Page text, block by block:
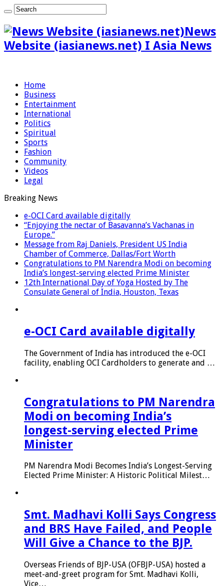
News
Website (iasianews.net) I Asia News
Home
Business
Entertainment
International
Politics
Spiritual
Sports
Fashion
Community
Videos
Legal
Breaking News
e-OCI Card available digitally
“Enjoying the nectar of Basavanna’s Vachanas in
Europe.”
Message from Raj Daniels, President US India
Chamber of Commerce, Dallas/Fort Worth
Congratulations to PM Narendra Modi on becoming
India’s longest-serving elected Prime Minister
12th International Day of Yoga Hosted by The
Consulate General of India, Houston, Texas
e-OCI Card available digitally
The Government of India has introduced the e-OCI
facility, enabling OCI Cardholders to generate and …
Congratulations to PM Narendra
Modi on becoming India’s
longest-serving elected Prime
Minister
PM Narendra Modi Becomes India’s Longest-Serving
Elected Prime Minister: A Historic Political Milest…
Smt. Madhavi Kolli Says Congress
and BRS Have Failed, and People
Will Give a Chance to the BJP.
Overseas Friends of BJP-USA (OFBJP-USA) hosted a
meet-and-greet program for Smt. Madhavi Kolli,
Vice…